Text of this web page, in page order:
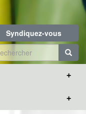
Syndiquez-vous